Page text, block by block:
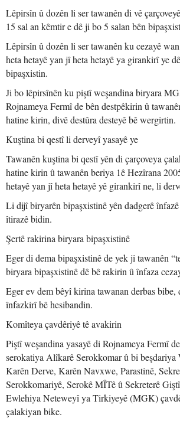
Lêpirsîn û dozên li ser tawanên di vê
15 sal an kêmtir e dê ji bo 5 salan bên
Lêpirsîn û dozên li ser tawanên ku cezayê
heta hetayê yan jî heta hetayê ya girankirî ye
bipaşxistin.
Ji bo lêpirsînên ku piştî weşandina biryara
Rojnameya Fermî de bên destpêkirin û
hatine kirin, divê destûra desteyê bê wergirtin.
Kuştina bi qestî li derveyî yasayê ye
Tawanên kuştina bi qestî yên di çarçoveya
hatine kirin û tawanên beriya 1ê Hezîrana
hetayê yan jî heta hetayê yê girankirî ne, li
Li dijî biryarên bipaşxistinê yên dadgerê
îtirazê bidin.
Şertê rakirina biryara bipaşxistinê
Eger di dema bipaşxistinê de yek ji tawanên
biryara bipaşxistinê dê bê rakirin û înfaza
Eger ev dem bêyî kirina tawanan derbas bibe,
înfazkirî bê hesibandin.
Komîteya çavdêriyê tê avakirin
Piştî weşandina yasayê di Rojnameya Fermî
serokatiya Alîkarê Serokkomar û bi beşdariya
Karên Derve, Karên Navxwe, Parastinê,
Serokkomariyê, Serokê MÎTê û Sekreterê
Ewlehiya Neteweyî ya Tirkiyeyê (MGK)
çalakiyan bike.